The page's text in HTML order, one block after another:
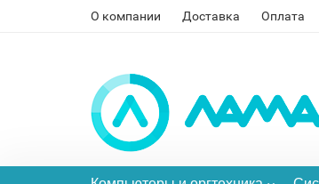
О компании Доставка Оплата